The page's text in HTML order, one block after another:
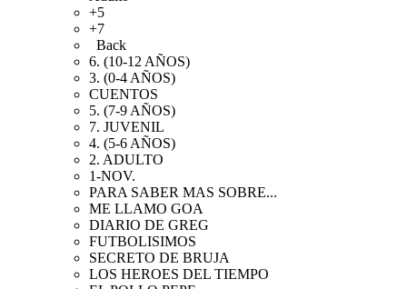
+5
+7
Back
6. (10-12 AÑOS)
3. (0-4 AÑOS)
CUENTOS
5. (7-9 AÑOS)
7. JUVENIL
4. (5-6 AÑOS)
2. ADULTO
1-NOV.
PARA SABER MAS SOBRE...
ME LLAMO GOA
DIARIO DE GREG
FUTBOLISIMOS
SECRETO DE BRUJA
LOS HEROES DEL TIEMPO